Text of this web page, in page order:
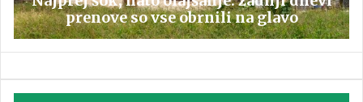
prenove so vse obrnili na glavo